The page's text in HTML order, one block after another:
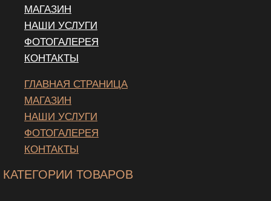
МАГАЗИН
НАШИ УСЛУГИ
ФОТОГАЛЕРЕЯ
КОНТАКТЫ
ГЛАВНАЯ СТРАНИЦА
МАГАЗИН
НАШИ УСЛУГИ
ФОТОГАЛЕРЕЯ
КОНТАКТЫ
КАТЕГОРИИ ТОВАРОВ